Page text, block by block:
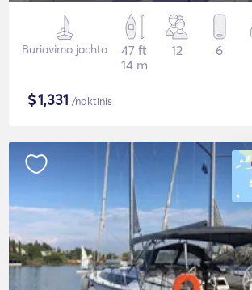
Buriavimo jachta
47 ft
14 m
12 6
$1,331 /naktinis